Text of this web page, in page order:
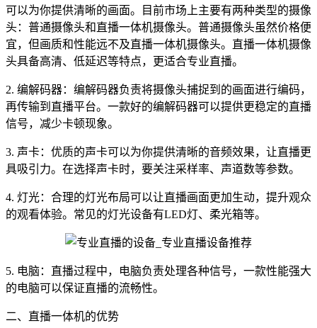
可以为你提供清晰的画面。目前市场上主要有两种类型的摄像
头：普通摄像头和直播一体机摄像头。普通摄像头虽然价格便
宜，但画质和性能远不及直播一体机摄像头。直播一体机摄像
头具备高清、低延迟等特点，更适合专业直播。
2. 编解码器：编解码器负责将摄像头捕捉到的画面进行编码，
再传输到直播平台。一款好的编解码器可以提供更稳定的直播
信号，减少卡顿现象。
3. 声卡：优质的声卡可以为你提供清晰的音频效果，让直播更
具吸引力。在选择声卡时，要关注采样率、声道数等参数。
4. 灯光：合理的灯光布局可以让直播画面更加生动，提升观众
的观看体验。常见的灯光设备有LED灯、柔光箱等。
5. 电脑：直播过程中，电脑负责处理各种信号，一款性能强大
的电脑可以保证直播的流畅性。
二、直播一体机的优势